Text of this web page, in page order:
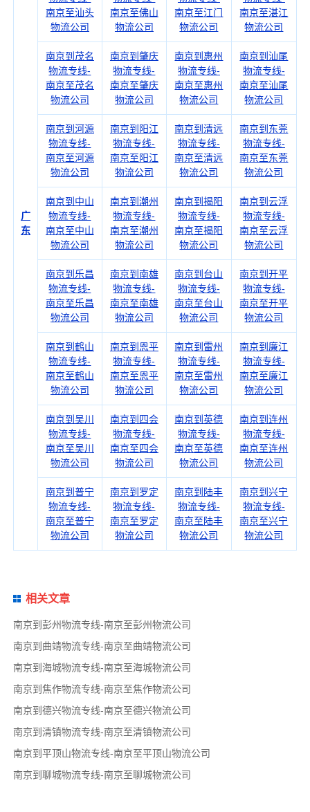
广
东
南京至汕头
物流公司
南京至佛山
物流公司
南京至江门
物流公司
南京至湛江
物流公司
南京到茂名
物流专线-
南京至茂名
物流公司
南京到肇庆
物流专线-
南京至肇庆
物流公司
南京到惠州
物流专线-
南京至惠州
物流公司
南京到汕尾
物流专线-
南京至汕尾
物流公司
南京到河源
物流专线-
南京至河源
物流公司
南京到阳江
物流专线-
南京至阳江
物流公司
南京到清远
物流专线-
南京至清远
物流公司
南京到东莞
物流专线-
南京至东莞
物流公司
南京到中山
物流专线-
南京至中山
物流公司
南京到潮州
物流专线-
南京至潮州
物流公司
南京到揭阳
物流专线-
南京至揭阳
物流公司
南京到云浮
物流专线-
南京至云浮
物流公司
南京到乐昌
物流专线-
南京至乐昌
物流公司
南京到南雄
物流专线-
南京至南雄
物流公司
南京到台山
物流专线-
南京至台山
物流公司
南京到开平
物流专线-
南京至开平
物流公司
南京到鹤山
物流专线-
南京至鹤山
物流公司
南京到恩平
物流专线-
南京至恩平
物流公司
南京到雷州
物流专线-
南京至雷州
物流公司
南京到廉江
物流专线-
南京至廉江
物流公司
南京到吴川
物流专线-
南京至吴川
物流公司
南京到四会
物流专线-
南京至四会
物流公司
南京到英德
物流专线-
南京至英德
物流公司
南京到连州
物流专线-
南京至连州
物流公司
南京到普宁
物流专线-
南京至普宁
物流公司
南京到罗定
物流专线-
南京至罗定
物流公司
南京到陆丰
物流专线-
南京至陆丰
物流公司
南京到兴宁
物流专线-
南京至兴宁
物流公司
相关文章
南京到彭州物流专线-南京至彭州物流公司
南京到曲靖物流专线-南京至曲靖物流公司
南京到海城物流专线-南京至海城物流公司
南京到焦作物流专线-南京至焦作物流公司
南京到德兴物流专线-南京至德兴物流公司
南京到清镇物流专线-南京至清镇物流公司
南京到平顶山物流专线-南京至平顶山物流公司
南京到聊城物流专线-南京至聊城物流公司